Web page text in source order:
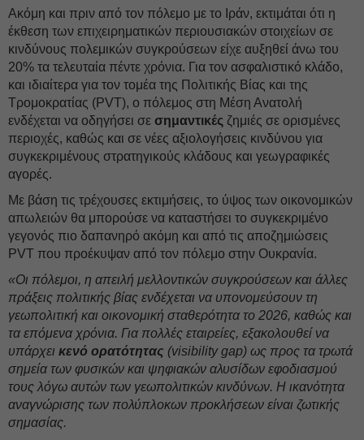
Ακόμη και πριν από τον πόλεμο με το Ιράν, εκτιμάται ότι η
έκθεση των επιχειρηματικών περιουσιακών στοιχείων σε
κινδύνους πολεμικών συγκρούσεων είχε αυξηθεί άνω του
20% τα τελευταία πέντε χρόνια. Για τον ασφαλιστικό κλάδο,
και ιδιαίτερα για τον τομέα της Πολιτικής Βίας και της
Τρομοκρατίας (PVT), ο πόλεμος στη Μέση Ανατολή
ενδέχεται να οδηγήσει σε σημαντικές ζημιές σε ορισμένες
περιοχές, καθώς και σε νέες αξιολογήσεις κινδύνου για
συγκεκριμένους στρατηγικούς κλάδους και γεωγραφικές
αγορές.
Με βάση τις τρέχουσες εκτιμήσεις, το ύψος των οικονομικών
απωλειών θα μπορούσε να καταστήσει το συγκεκριμένο
γεγονός πιο δαπανηρό ακόμη και από τις αποζημιώσεις
PVT που προέκυψαν από τον πόλεμο στην Ουκρανία.
«Οι πόλεμοι, η απειλή μελλοντικών συγκρούσεων και άλλες
πράξεις πολιτικής βίας ενδέχεται να υπονομεύσουν τη
γεωπολιτική και οικονομική σταθερότητα το 2026, καθώς και
τα επόμενα χρόνια. Για πολλές εταιρείες, εξακολουθεί να
υπάρχει κενό ορατότητας (visibility gap) ως προς τα τρωτά
σημεία των φυσικών και ψηφιακών αλυσίδων εφοδιασμού
τους λόγω αυτών των γεωπολιτικών κινδύνων. Η ικανότητα
αναγνώρισης των πολύπλοκων προκλήσεων είναι ζωτικής
σημασίας.